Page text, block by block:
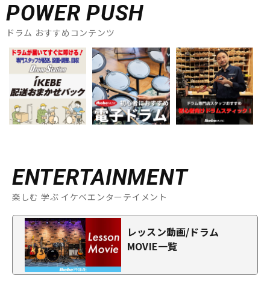
POWER PUSH
ドラム おすすめコンテンツ
ENTERTAINMENT
楽しむ 学ぶ イケベエンターテイメント
レッスン動画/ドラム
MOVIE一覧